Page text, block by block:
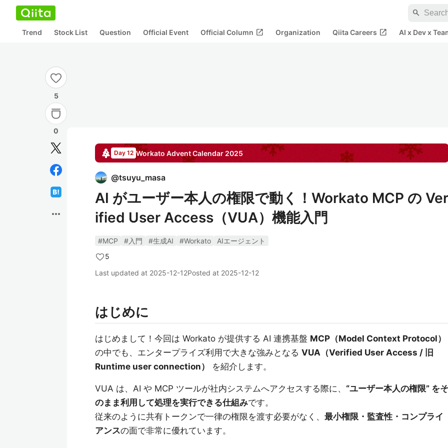
search
Trend Stock List Question Official Event Official Column open_in_new Organization Qiita Careers open_in_new AI x Dev x
5
0
more_horiz
Day 12 Workato Advent Calendar 2025
@tsuyu_masa
AI がユーザー本人の権限で動く！Workato MCP の Ver
ified User Access（VUA）機能入門
#MCP #入門 #生成AI #Workato
AIエージェント
5
Last updated at 2025-12-12Posted at 2025-12-12
はじめに
はじめまして！今回は Workato が提供する AI 連携基盤 MCP（Model Context Protocol）
の中でも、エンタープライズ利用で大きな強みとなる VUA（Verified User Access / 旧
Runtime user connection）
を紹介します。
VUA は、AI や MCP ツールが社内システムへアクセスする際に、 “ユーザー本人の権限” をそ
のまま利用して処理を実行できる仕組みです。
従来のように共有トークンで一律の権限を渡す必要がなく、 最小権限・監査性・コンプライ
アンスの面で非常に優れています。